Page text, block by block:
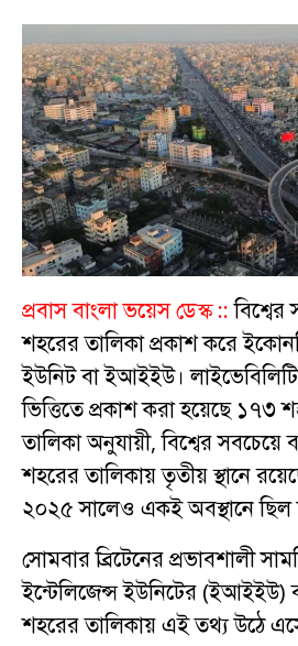
প্রবাস বাংলা ভয়েস ডেস্ক ::
শহরের তালিকা প্রকাশ করে
ইউনিট বা ইআইইউ। লাইভেবিলিটি
ভিত্তিতে প্রকাশ করা হয়েছে ১৭৩
তালিকা অনুযায়ী, বিশ্বের
শহরের তালিকায় তৃতীয় স্থানে
২০২৫ সালেও একই অবস্থানে ছিল
সোমবার ব্রিটেনের প্রভাবশালী
ইন্টেলিজেন্স ইউনিটের (ইআইইউ)
শহরের তালিকায় এই তথ্য উঠে